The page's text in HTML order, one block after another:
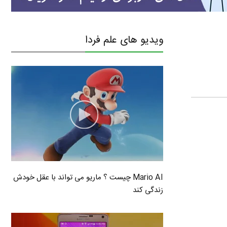
ویدیو های علم فردا
Mario AI چیست ؟ ماریو می تواند با عقل خودش
زندگی کند